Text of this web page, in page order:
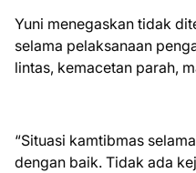
Yuni menegaskan tidak
selama pelaksanaan
lintas, kemacetan parah,
“Situasi kamtibmas
dengan baik. Tidak ada